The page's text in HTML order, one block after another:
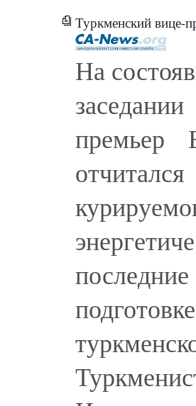
Туркменский вице-
На
премьер